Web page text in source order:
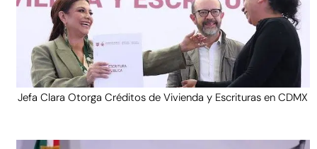
Jefa Clara Otorga Créditos de Vivienda y Escrituras en CDMX